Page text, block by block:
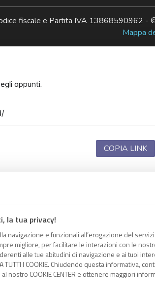
la tua privacy!
navigazione e funzionali all’erogazione del
migliore, per facilitare le interazioni con le
alle tue abitudini di navigazione e ai tuoi
I COOKIE. Chiudendo questa informativa,
COOKIE CENTER e ottenere maggiori
fiscale e Partita IVA 13868590962 -
Mappa
appunti.
COPIA LINK
COPIA LINK